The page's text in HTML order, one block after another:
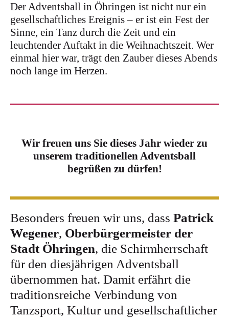
Der Adventsball in Öhringen ist nicht nur ein
gesellschaftliches Ereignis – er ist ein Fest der
Sinne, ein Tanz durch die Zeit und ein
leuchtender Auftakt in die Weihnachtszeit. Wer
einmal hier war, trägt den Zauber dieses Abends
noch lange im Herzen.
Wir freuen uns Sie dieses Jahr wieder zu
unserem traditionellen Adventsball
begrüßen zu dürfen!
Besonders freuen wir uns, dass Patrick
Wegener, Oberbürgermeister der
Stadt Öhringen, die Schirmherrschaft
für den diesjährigen Adventsball
übernommen hat. Damit erfährt die
traditionsreiche Verbindung von
Tanzsport, Kultur und gesellschaftlicher